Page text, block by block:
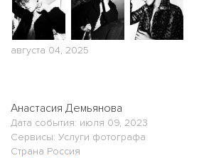
августа 04, 2025
Анастасия Демьянова
Дата события: июля 09, 2023
Сервисы: Услуги фотографа
Страна Россия